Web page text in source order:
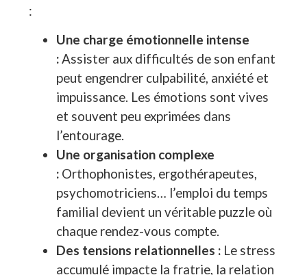
:
Une charge émotionnelle intense
:Assister aux difficultés de son enfant
peut engendrer culpabilité, anxiété et
impuissance. Les émotions sont vives
et souvent peu exprimées dans
l’entourage.
Une organisation complexe
: Orthophonistes, ergothérapeutes,
psychomotriciens… l’emploi du temps
familial devient un véritable puzzle où
chaque rendez-vous compte.
Des tensions relationnelles : Le stress
accumulé impacte la fratrie, la relation